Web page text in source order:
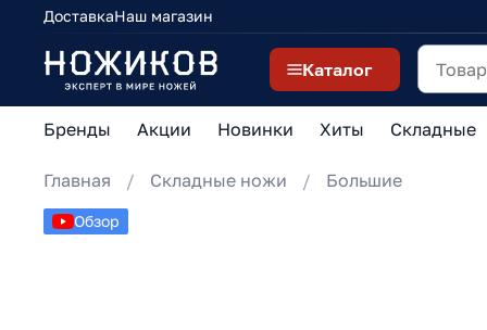
ДоставкаНаш магазин
Каталог
Бренды Акции Новинки Хиты Складные
Главная Складные ножи Большие
Обзор